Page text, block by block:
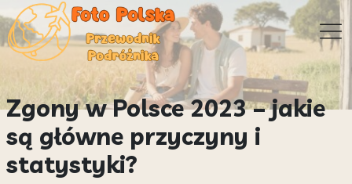
Zgony w Polsce 2023 – jakie
są główne przyczyny i
statystyki?